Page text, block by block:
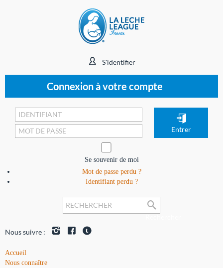
S'identifier
Connexion à votre compte
Se souvenir de moi
Mot de passe perdu ?
Identifiant perdu ?
Nous suivre :
Accueil
Nous connaître